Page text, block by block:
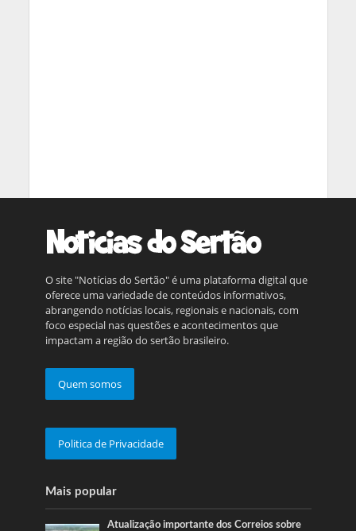
O site "Notícias do Sertão" é uma plataforma digital que
oferece uma variedade de conteúdos informativos,
abrangendo notícias locais, regionais e nacionais, com
foco especial nas questões e acontecimentos que
impactam a região do sertão brasileiro.
Quem somos
Politica de Privacidade
Mais popular
Atualização importante dos Correios sobre